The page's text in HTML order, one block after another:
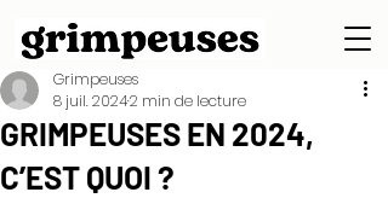
GRIMPEUSES EN 2024,
C’EST QUOI ?
Grimpeuses
8 juil. 20242 min de lecture